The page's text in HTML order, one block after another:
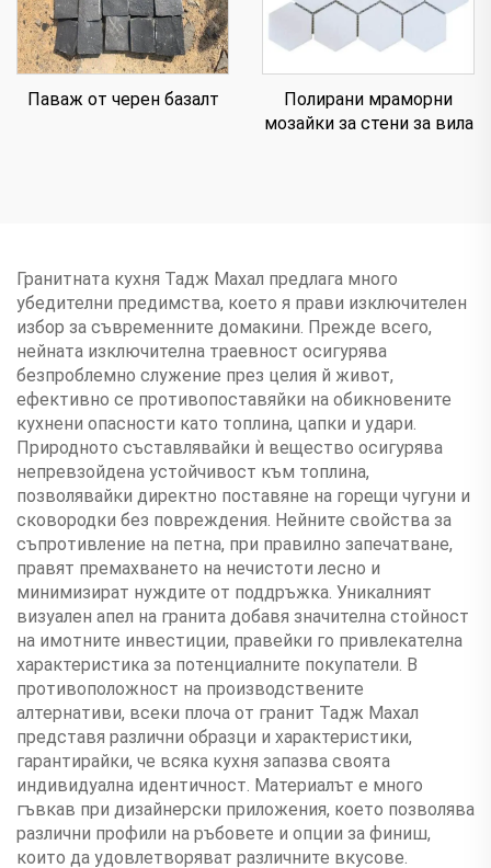
Паваж от черен базалт
Полирани мраморни
мозайки за стени за вила
Гранитната кухня Тадж Махал предлага много
убедителни предимства, което я прави изключителен
избор за съвременните домакини. Прежде всего,
нейната изключителна траевност осигурява
безпроблемно служение през целия й живот,
ефективно се противопоставяйки на обикновените
кухнени опасности като топлина, цапки и удари.
Природното съставлявайки ѝ вещество осигурява
непревзойдена устойчивост към топлина,
позволявайки директно поставяне на горещи чугуни и
сковородки без повреждения. Нейните свойства за
съпротивление на петна, при правилно запечатване,
правят премахването на нечистоти лесно и
минимизират нуждите от поддръжка. Уникалният
визуален апел на гранита добавя значителна стойност
на имотните инвестиции, правейки го привлекателна
характеристика за потенциалните покупатели. В
противоположност на производствените
алтернативи, всеки плоча от гранит Тадж Махал
представя различни образци и характеристики,
гарантирайки, че всяка кухня запазва своята
индивидуална идентичност. Материалът е много
гъвкав при дизайнерски приложения, което позволява
различни профили на ръбовете и опции за финиш,
които да удовлетворяват различните вкусове.